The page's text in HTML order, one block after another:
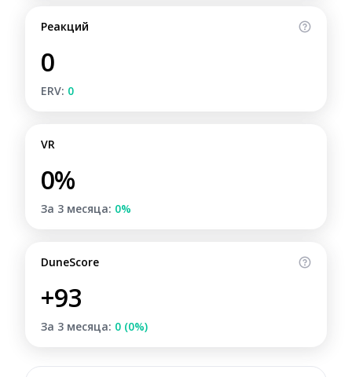
Реакций
0
ERV: 0
VR
0%
За 3 месяца: 0%
DuneScore
+93
За 3 месяца: 0 (0%)